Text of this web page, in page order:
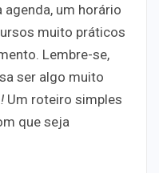
agenda, um horário
muito práticos
Lembre-se,
ser algo muito
Um roteiro simples
que seja